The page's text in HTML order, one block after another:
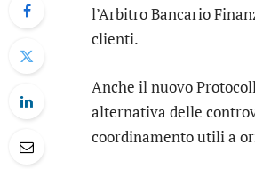
l’Arbitro Bancario
clienti.
Anche il nuovo
alternativa delle
coordinamento utili a